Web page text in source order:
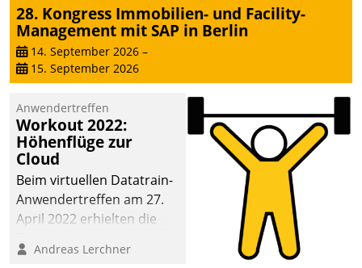
28. Kongress Immobilien- und Facility-
Management mit SAP in Berlin
14. September 2026 –
15. September 2026
Anwendertreffen
Workout 2022:
Höhenflüge zur
Cloud
Beim virtuellen Datatrain-
Anwendertreffen am 27.
April 2022 erhielten die
Teilnehmer kurzweilige
Andreas Lerchner